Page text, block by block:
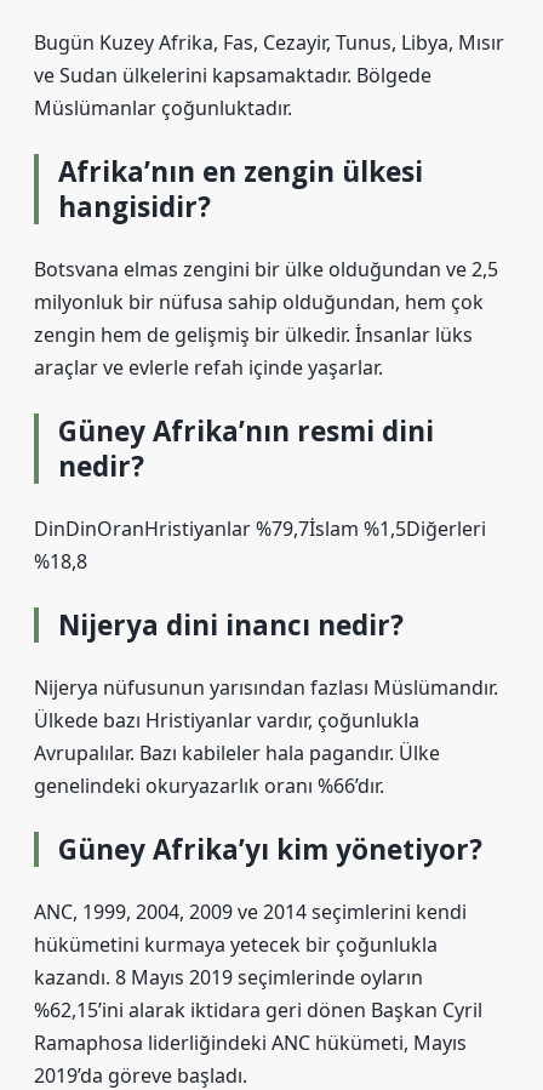
Bugün Kuzey Afrika, Fas, Cezayir, Tunus, Libya, Mısır
ve Sudan ülkelerini kapsamaktadır. Bölgede
Müslümanlar çoğunluktadır.
Afrika’nın en zengin ülkesi
hangisidir?
Botsvana elmas zengini bir ülke olduğundan ve 2,5
milyonluk bir nüfusa sahip olduğundan, hem çok
zengin hem de gelişmiş bir ülkedir. İnsanlar lüks
araçlar ve evlerle refah içinde yaşarlar.
Güney Afrika’nın resmi dini
nedir?
DinDinOranHristiyanlar %79,7İslam %1,5Diğerleri
%18,8
Nijerya dini inancı nedir?
Nijerya nüfusunun yarısından fazlası Müslümandır.
Ülkede bazı Hristiyanlar vardır, çoğunlukla
Avrupalılar. Bazı kabileler hala pagandır. Ülke
genelindeki okuryazarlık oranı %66’dır.
Güney Afrika’yı kim yönetiyor?
ANC, 1999, 2004, 2009 ve 2014 seçimlerini kendi
hükümetini kurmaya yetecek bir çoğunlukla
kazandı. 8 Mayıs 2019 seçimlerinde oyların
%62,15’ini alarak iktidara geri dönen Başkan Cyril
Ramaphosa liderliğindeki ANC hükümeti, Mayıs
2019’da göreve başladı.